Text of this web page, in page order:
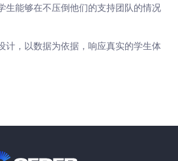
生能够在不压倒他们的支持团队的情况
计，以数据为依据，响应真实的学生体